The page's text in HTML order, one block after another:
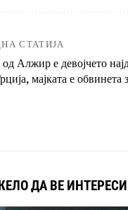
СТАТИЈА
Алжир е девојчето
мајката е
ДА ВЕ